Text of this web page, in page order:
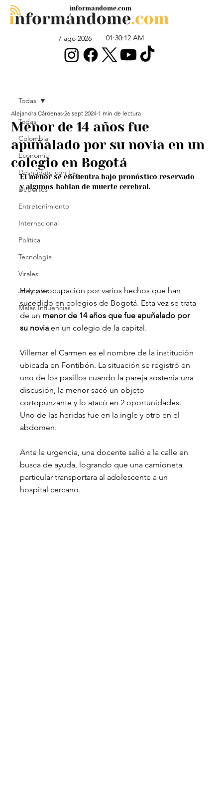
7 ago 2026 01:30:12 AM
informandome.com
Todas
Colombia
Economía
Desnúdate con Eva
Deportes
Entretenimiento
Internacional
Política
Tecnología
Virales
Judiciales
Malas Influencias
Todas
Menor de 14 años fue
apuñalado por su novia en un
colegio en Bogotá
Alejandra Cárdenas 26 sept 2024 1 min de lectura
El menor se encuentra bajo pronóstico reservado
y algunos hablan de muerte cerebral.
Hay preocupación por varios hechos que han
sucedido en colegios de Bogotá. Esta vez se trata
de un menor de 14 años que fue apuñalado por
su novia en un colegio de la capital.
Villemar el Carmen es el nombre de la institución
ubicada en Fontibón. La situación se registró en
uno de los pasillos cuando la pareja sostenía una
discusión, la menor sacó un objeto
cortopunzante y lo atacó en 2 oportunidades.
Uno de las heridas fue en la ingle y otro en el
abdomen.
Ante la urgencia, una docente salió a la calle en
busca de ayuda, logrando que una camioneta
particular transportara al adolescente a un
hospital cercano.